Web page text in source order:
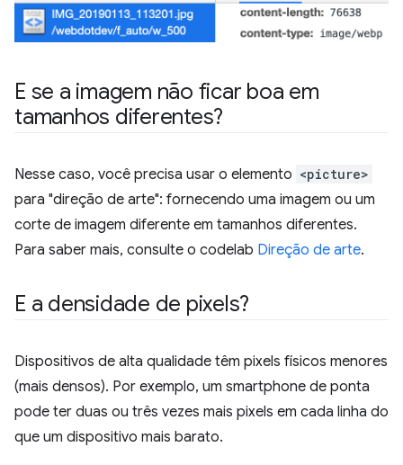
E se a imagem não ficar boa em
tamanhos diferentes?
Nesse caso, você precisa usar o elemento <picture>
para "direção de arte": fornecendo uma imagem ou um
corte de imagem diferente em tamanhos diferentes.
Para saber mais, consulte o codelab Direção de arte.
E a densidade de pixels?
Dispositivos de alta qualidade têm pixels físicos menores
(mais densos). Por exemplo, um smartphone de ponta
pode ter duas ou três vezes mais pixels em cada linha do
que um dispositivo mais barato.